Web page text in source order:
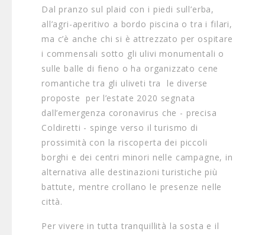
Dal pranzo sul plaid con i piedi sull’erba,
all’agri-aperitivo a bordo piscina o tra i filari,
ma c’è anche chi si è attrezzato per ospitare
i commensali sotto gli ulivi monumentali o
sulle balle di fieno o ha organizzato cene
romantiche tra gli uliveti tra le diverse
proposte per l’estate 2020 segnata
dall’emergenza coronavirus che - precisa
Coldiretti - spinge verso il turismo di
prossimità con la riscoperta dei piccoli
borghi e dei centri minori nelle campagne, in
alternativa alle destinazioni turistiche più
battute, mentre crollano le presenze nelle
città.
Per vivere in tutta tranquillità la sosta e il